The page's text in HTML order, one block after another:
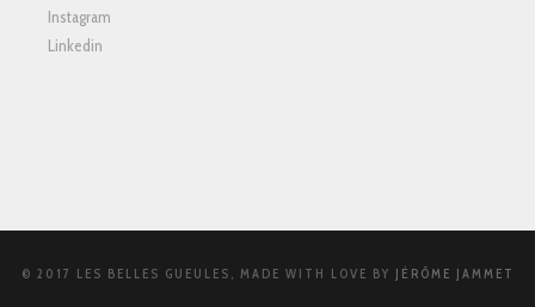
Instagram
Linkedin
© 2017 LES BELLES GUEULES, MADE WITH LOVE BY JÉRÔME JAMMET